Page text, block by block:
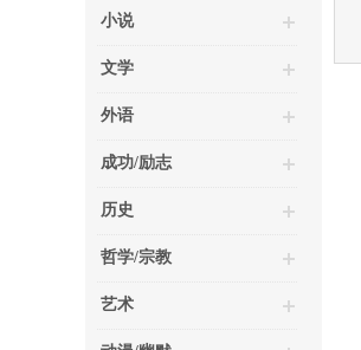
小说
文学
外语
成功/励志
历史
哲学/宗教
艺术